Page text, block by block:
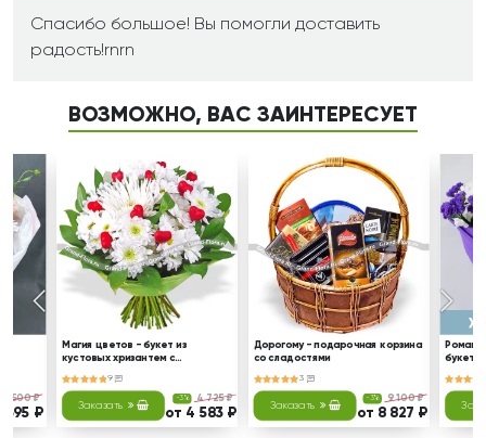
Спасибо большое! Вы помогли доставить
радость!rnrn
ВОЗМОЖНО, ВАС ЗАИНТЕРЕСУЕТ
3 500 ₽
395 ₽
Магия цветов - букет из
кустовых хризантем с
9
Заказать
-3% 4 725 ₽
от 4 583 ₽
Дорогому - подарочная корзина
со сладостями
3
Заказать
-3% 9 100 ₽
от 8 827 ₽
букет